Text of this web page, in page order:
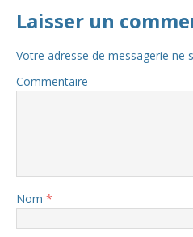
Laisser un
Votre adresse de messagerie ne
Commentaire
Nom *